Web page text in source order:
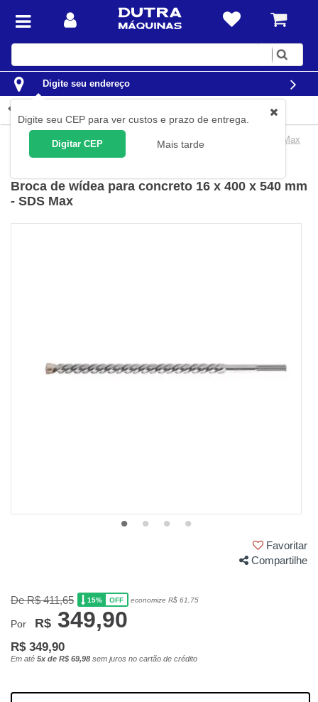
Digite
Digite seu endereço
Digite seu CEP para ver custos e prazo de entrega.
Digitar CEP Mais tarde
Ferramentas Acessórios para Ferramentas SDS Max
Broca de wídea para concreto 16 x 400 x 540 mm
- SDS Max
Favoritar
Compartilhe
De R$ 411,65 15% OFF economize R$ 61,75
Por R$ 349,90
R$ 349,90
Em até 5x de R$ 69,98 sem juros no cartão de crédito